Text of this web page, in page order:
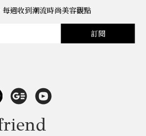
週收到潮流時尚美容觀點
訂閱